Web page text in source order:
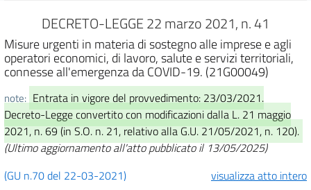
DECRETO-LEGGE 22 marzo 2021, n. 41
Misure urgenti in materia di sostegno alle imprese e agli
operatori economici, di lavoro, salute e servizi territoriali,
connesse all'emergenza da COVID-19. (21G00049)
note: Entrata in vigore del provvedimento: 23/03/2021.
Decreto-Legge convertito con modificazioni dalla L. 21 maggio
2021, n. 69 (in S.O. n. 21, relativo alla G.U. 21/05/2021, n. 120).
(Ultimo aggiornamento all'atto pubblicato il 13/05/2025)
(GU n.70 del 22-03-2021)
visualizza atto intero